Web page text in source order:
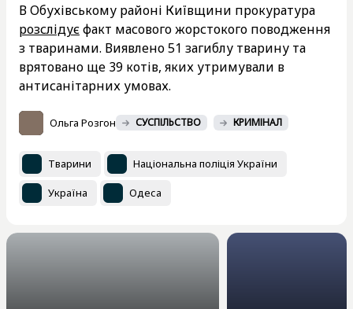
В Обухівському районі Київщини прокуратура
розслідуєфакт масового жорстокого поводження
з тваринами. Виявлено 51 загиблу тварину та
врятовано ще 39 котів, яких утримували в
антисанітарних умовах.
Ольга Розгон СУСПІЛЬСТВО КРИМІНАЛ
Тварини Національна поліція України
Україна Одеса